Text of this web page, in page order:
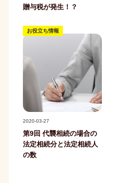
贈与税が発生！？
お役立ち情報
2020-03-27
第9回 代襲相続の場合の
法定相続分と法定相続人
の数